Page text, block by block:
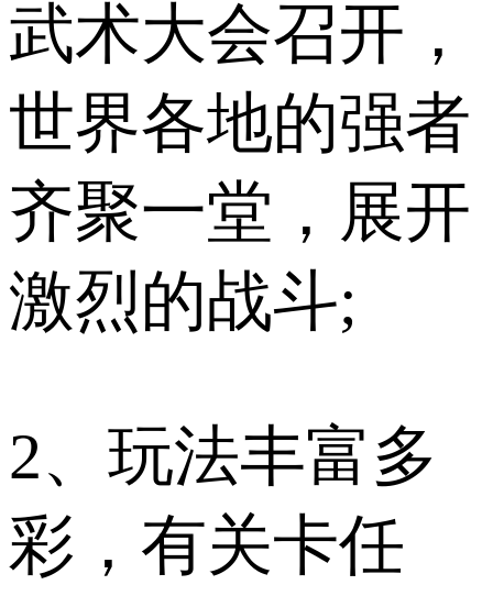
武术大会召开，
世界各地的强者
齐聚一堂，展开
激烈的战斗;
2、玩法丰富多
彩，有关卡任